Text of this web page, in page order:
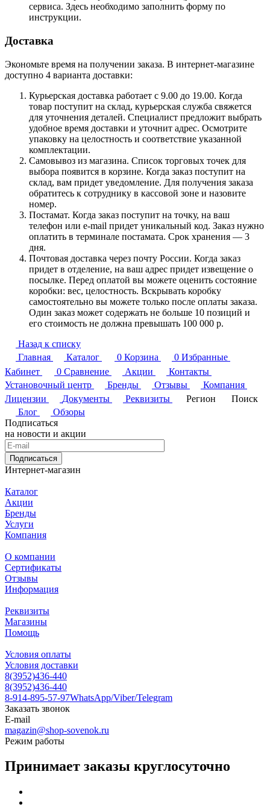
сервиса. Здесь необходимо заполнить форму по
инструкции.
Доставка
Экономьте время на получении заказа. В интернет-магазине
доступно 4 варианта доставки:
Курьерская доставка работает с 9.00 до 19.00. Когда
товар поступит на склад, курьерская служба свяжется
для уточнения деталей. Специалист предложит выбрать
удобное время доставки и уточнит адрес. Осмотрите
упаковку на целостность и соответствие указанной
комплектации.
Самовывоз из магазина. Список торговых точек для
выбора появится в корзине. Когда заказ поступит на
склад, вам придет уведомление. Для получения заказа
обратитесь к сотруднику в кассовой зоне и назовите
номер.
Постамат. Когда заказ поступит на точку, на ваш
телефон или e-mail придет уникальный код. Заказ нужно
оплатить в терминале постамата. Срок хранения — 3
дня.
Почтовая доставка через почту России. Когда заказ
придет в отделение, на ваш адрес придет извещение о
посылке. Перед оплатой вы можете оценить состояние
коробки: вес, целостность. Вскрывать коробку
самостоятельно вы можете только после оплаты заказа.
Один заказ может содержать не больше 10 позиций и
его стоимость не должна превышать 100 000 р.
Назад к списку
Главная
Каталог 0 Корзина 0 Избранные
Кабинет
0 Сравнение Акции
Контакты
Установочный центр
Бренды Отзывы
Компания
Лицензии
Документы Реквизиты Регион
Поиск
Блог
Обзоры
Подписаться
на новости и акции
Подписаться
Интернет-магазин
Каталог
Акции
Бренды
Услуги
Компания
О компании
Сертификаты
Отзывы
Информация
Реквизиты
Магазины
Помощь
Условия оплаты
Условия доставки
8(3952)436-440
8(3952)436-440
8-914-895-57-97WhatsApp/Viber/Telegram
Заказать звонок
E-mail
magazin@shop-sovenok.ru
Режим работы
Принимает заказы круглосуточно